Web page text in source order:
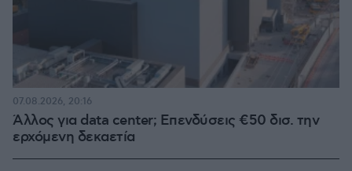
Άλλος για data center; Επενδύσεις €50 δισ. την
ερχόμενη δεκαετία
07.08.2026, 20:16